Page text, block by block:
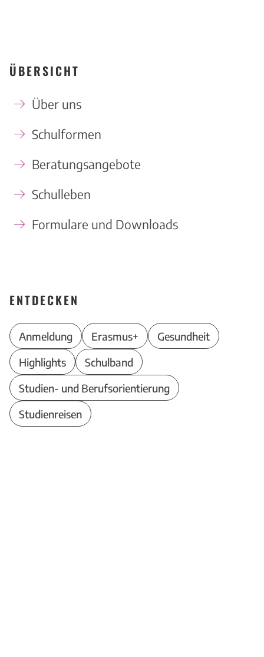
ÜBERSICHT
Über uns
Schulformen
Beratungsangebote
Schulleben
Formulare und Downloads
ENTDECKEN
Anmeldung Erasmus+
Gesundheit
Highlights
Schulband
Studien- und Berufsorientierung
Studienreisen